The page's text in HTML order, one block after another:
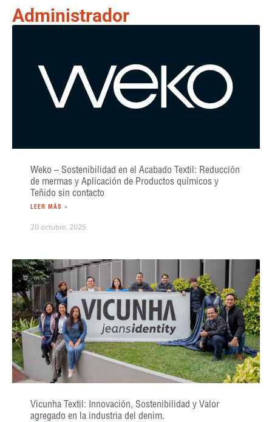
Administrador
Weko – Sostenibilidad en el Acabado Textil: Reducción
de mermas y Aplicación de Productos químicos y
Teñido sin contacto
LEER MÁS »
20 octubre, 2025
Vicunha Textil: Innovación, Sostenibilidad y Valor
agregado en la industria del denim.